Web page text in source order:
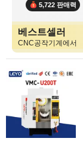
5,722 판매력
베스트셀러
CNC공작기계에서